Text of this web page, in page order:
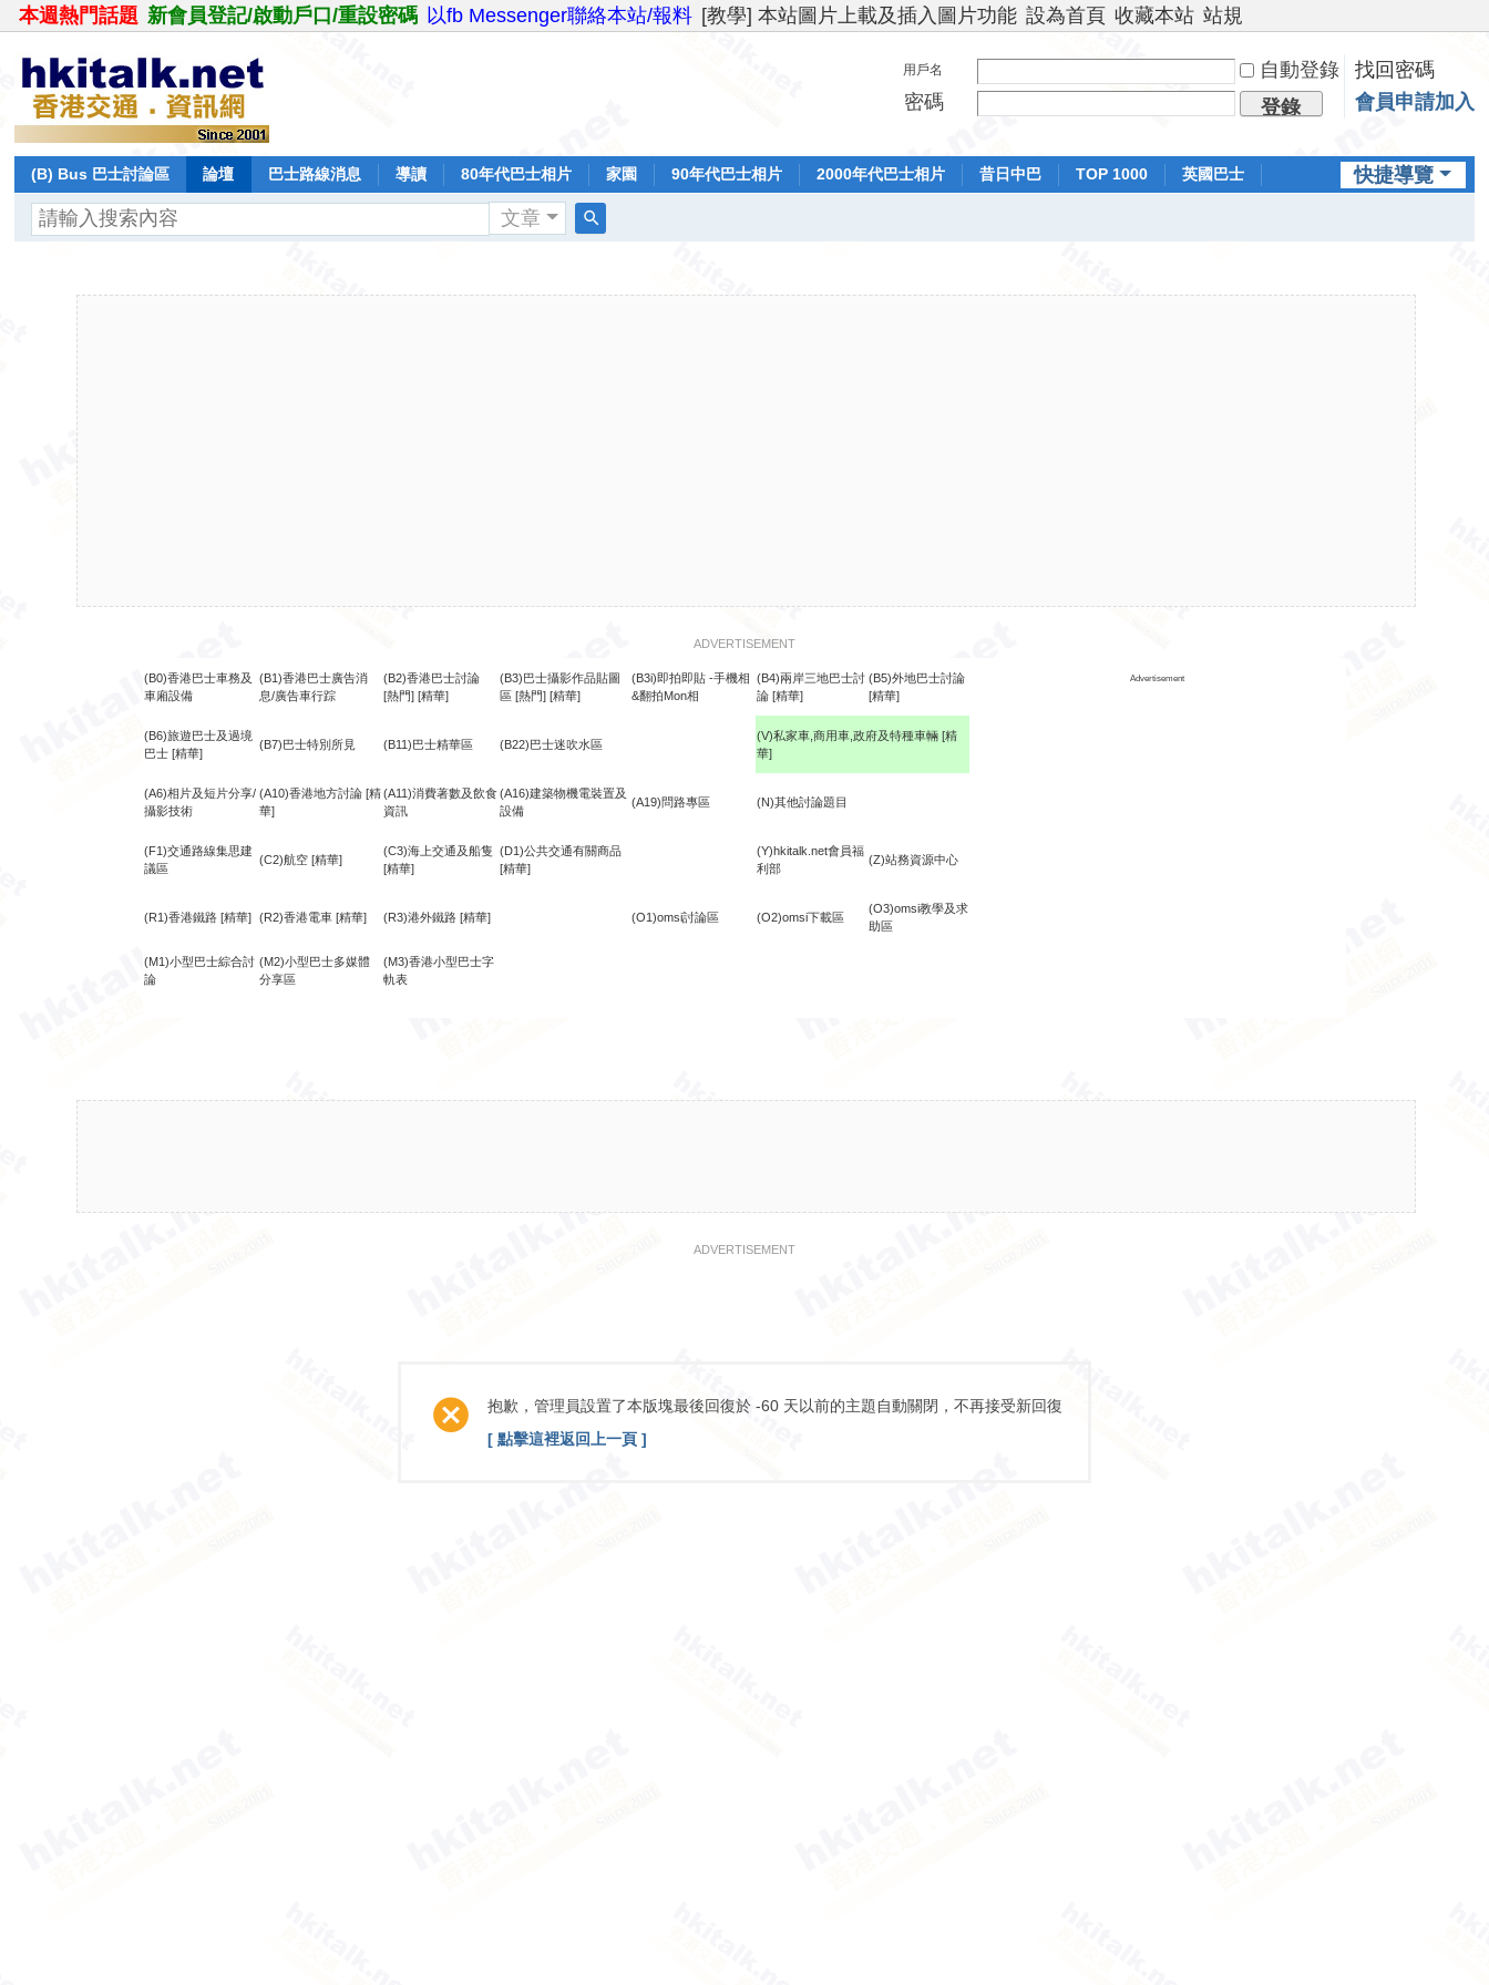
本週熱門話題 新會員登記/啟動戶口/重設密碼 以fb Messenger聯絡本站/報料 [教學] 本站圖片上載及插入圖片功能 設為首頁 收藏本站 站規
用戶名 自動登錄
找回密碼
密碼
登錄 會員申請加入
快捷導覽
(B) Bus 巴士討論區 論壇 巴士路線消息 導讀 80年代巴士相片 家園 90年代巴士相片 2000年代巴士相片 昔日中巴 TOP 1000
英國巴士
文章
ADVERTISEMENT
(B0)香港巴士車務及
車廂設備
(B1)香港巴士廣告消
息/廣告車行踪
(B2)香港巴士討論
[熱門] [精華]
(B3)巴士攝影作品貼圖
區 [熱門] [精華]
(B3i)即拍即貼 -手機相
&翻拍Mon相
(B4)兩岸三地巴士討
論 [精華]
(B5)外地巴士討論
[精華]
Advertisement
(B6)旅遊巴士及過境
巴士 [精華]
(B7)巴士特別所見 (B11)巴士精華區 (B22)巴士迷吹水區
(V)私家車,商用車,政府及特種車輛 [精
華]
(A6)相片及短片分享/
攝影技術
(A10)香港地方討論 [精
華]
(A11)消費著數及飲食
資訊
(A16)建築物機電裝置及
設備
(A19)問路專區 (N)其他討論題目
(F1)交通路線集思建
議區
(C2)航空 [精華]
(C3)海上交通及船隻
[精華]
(D1)公共交通有關商品
[精華]
(Y)hkitalk.net會員福
利部
(Z)站務資源中心
(R1)香港鐵路 [精華] (R2)香港電車 [精華] (R3)港外鐵路 [精華] (O1)omsi討論區 (O2)omsi下載區
(O3)omsi教學及求
助區
(M1)小型巴士綜合討
論
(M2)小型巴士多媒體
分享區
(M3)香港小型巴士字
軌表
ADVERTISEMENT
抱歉，管理員設置了本版塊最後回復於 -60 天以前的主題自動關閉，不再接受新回復
[ 點擊這裡返回上一頁 ]